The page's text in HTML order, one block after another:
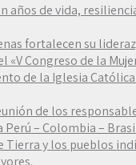
años de vida,
fortalecen su
Congreso de la
de la Iglesia
de los
– Colombia –
Tierra y los pueblos